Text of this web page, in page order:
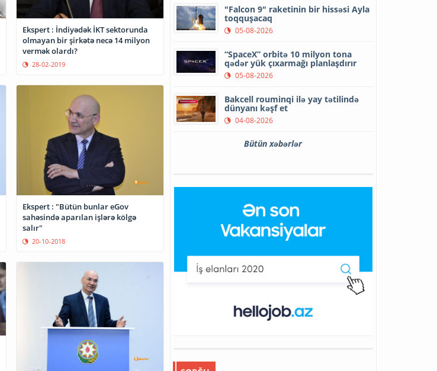
Ekspert : İndiyədək İKT sektorunda
olmayan bir şirkətə necə 14 milyon
vermək olardı?
28-02-2019
Ekspert : "Bütün bunlar eGov
sahəsində aparılan işlərə kölgə
salır"
20-10-2018
"Falcon 9" raketinin bir hissəsi Ayla
toqquşacaq
05-08-2026
“SpaceX” orbitə 10 milyon tona
qədər yük çıxarmağı planlaşdırır
05-08-2026
Bakcell rouminqi ilə yay tətilində
dünyanı kəşf et
04-08-2026
Bütün xəbərlər